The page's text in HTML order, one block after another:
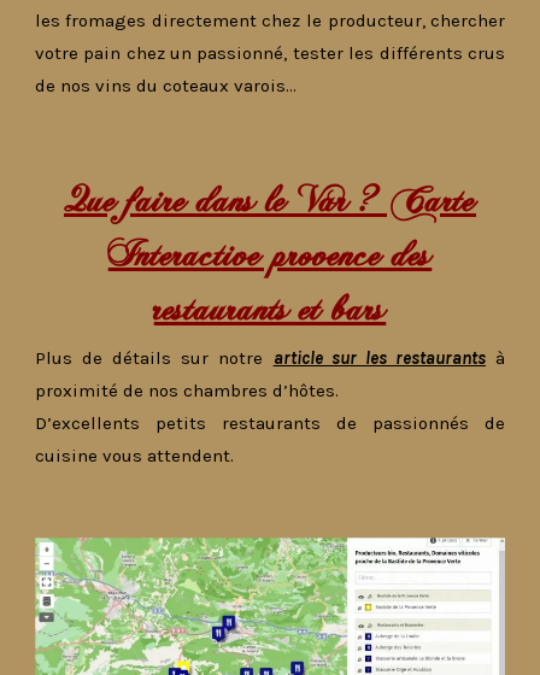
les fromages directement chez le producteur, chercher
votre pain chez un passionné, tester les différents crus
de nos vins du coteaux varois…
Que faire dans le Var ? Carte
Interactive provence des
restaurants et bars
Plus de détails sur notre article sur les restaurantsà
proximité de nos chambres d’hôtes.
D’excellents petits restaurants de passionnés de
cuisine vous attendent.